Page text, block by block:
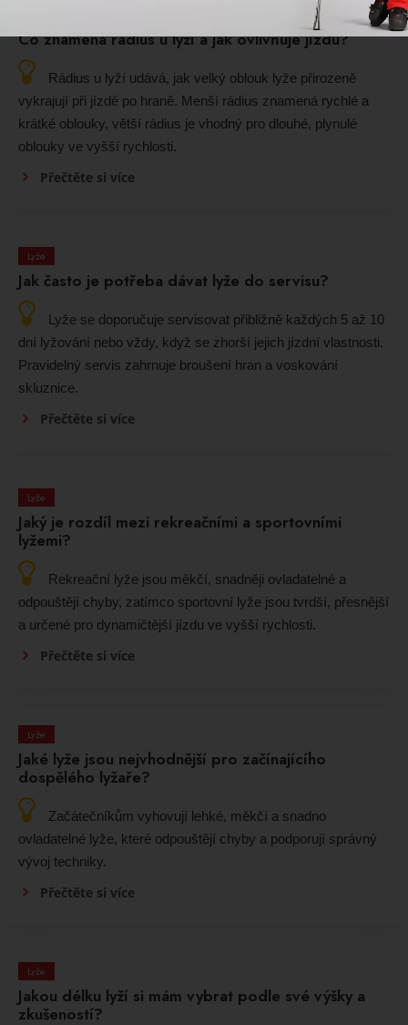
Co znamená rádius u lyží a jak ovlivňuje jízdu?
Rádius u lyží udává, jak velký oblouk lyže přirozeně
vykrajují při jízdě po hraně. Menší rádius znamená rychlé a
krátké oblouky, větší rádius je vhodný pro dlouhé, plynulé
oblouky ve vyšší rychlosti.
Přečtěte si více
Lyže
Jak často je potřeba dávat lyže do servisu?
Lyže se doporučuje servisovat přibližně každých 5 až 10
dní lyžování nebo vždy, když se zhorší jejich jízdní vlastnosti.
Pravidelný servis zahrnuje broušení hran a voskování
skluznice.
Přečtěte si více
Lyže
Jaký je rozdíl mezi rekreačními a sportovními
lyžemi?
Rekreační lyže jsou měkčí, snadněji ovladatelné a
odpouštějí chyby, zatímco sportovní lyže jsou tvrdší, přesnější
a určené pro dynamičtější jízdu ve vyšší rychlosti.
Přečtěte si více
Lyže
Jaké lyže jsou nejvhodnější pro začínajícího
dospělého lyžaře?
Začátečníkům vyhovují lehké, měkčí a snadno
ovladatelné lyže, které odpouštějí chyby a podporují správný
vývoj techniky.
Přečtěte si více
Lyže
Jakou délku lyží si mám vybrat podle své výšky a
zkušeností?